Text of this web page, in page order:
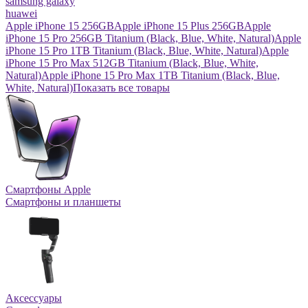
huawei
Apple iPhone 15 256GBApple iPhone 15 Plus 256GBApple
iPhone 15 Pro 256GB Titanium (Black, Blue, White, Natural)Apple
iPhone 15 Pro 1TB Titanium (Black, Blue, White, Natural)Apple
iPhone 15 Pro Max 512GB Titanium (Black, Blue, White,
Natural)Apple iPhone 15 Pro Max 1TB Titanium (Black, Blue,
White, Natural)Показать все товары
Смартфоны Apple
Смартфоны и планшеты
Аксессуары